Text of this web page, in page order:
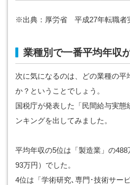
※出典：厚労省 平成27年転職者
業種別で一番平均年収
次に気になるのは、どの業種の平
か？ということでしょう。
国税庁が発表した「民間給与実態
ンキングを出してみました。
平均年収の5位は「製造業」の
93万円）でした。
4位は「学術研究､専門･技術サー